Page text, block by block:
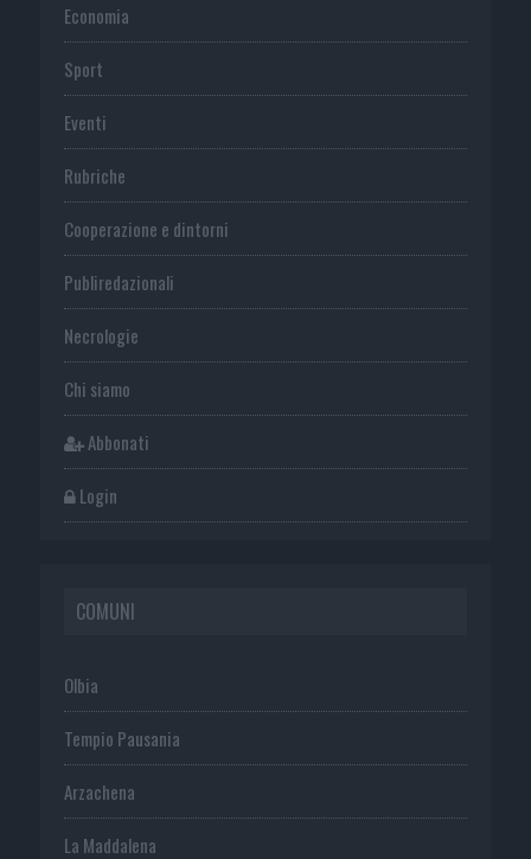
Economia
Sport
Eventi
Rubriche
Cooperazione e dintorni
Publiredazionali
Necrologie
Chi siamo
Abbonati
Login
COMUNI
Olbia
Tempio Pausania
Arzachena
La Maddalena